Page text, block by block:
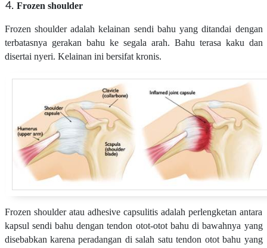
Frozen shoulder
Frozen shoulder adalah kelainan sendi bahu yang ditandai dengan
terbatasnya gerakan bahu ke segala arah. Bahu terasa kaku dan
disertai nyeri. Kelainan ini bersifat kronis.
Frozen shoulder atau adhesive capsulitis adalah perlengketan antara
kapsul sendi bahu dengan tendon otot-otot bahu di bawahnya yang
disebabkan karena peradangan di salah satu tendon otot bahu yang